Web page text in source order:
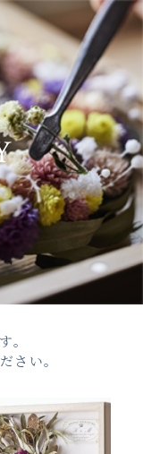
。
さい。